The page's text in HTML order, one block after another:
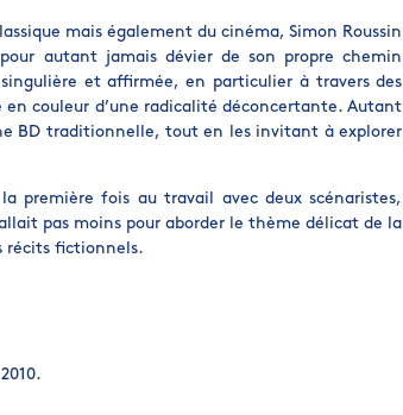
mais également du cinéma, Simon Roussin
autant jamais dévier de son propre chemin
et affirmée, en particulier à travers des
couleur d’une radicalité déconcertante. Autant
BD traditionnelle, tout en les invitant à explorer
première fois au travail avec deux scénaristes,
pas moins pour aborder le thème délicat de la
récits fictionnels.